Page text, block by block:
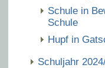
Schule in
Schule
Hupf in
Schuljahr